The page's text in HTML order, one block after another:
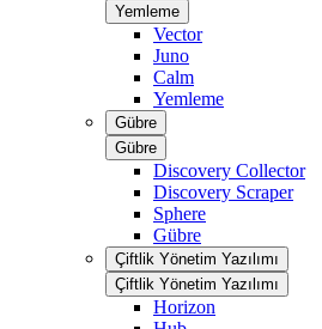
Yemleme
Vector
Juno
Calm
Yemleme
Gübre
Gübre
Discovery Collector
Discovery Scraper
Sphere
Gübre
Çiftlik Yönetim Yazılımı
Çiftlik Yönetim Yazılımı
Horizon